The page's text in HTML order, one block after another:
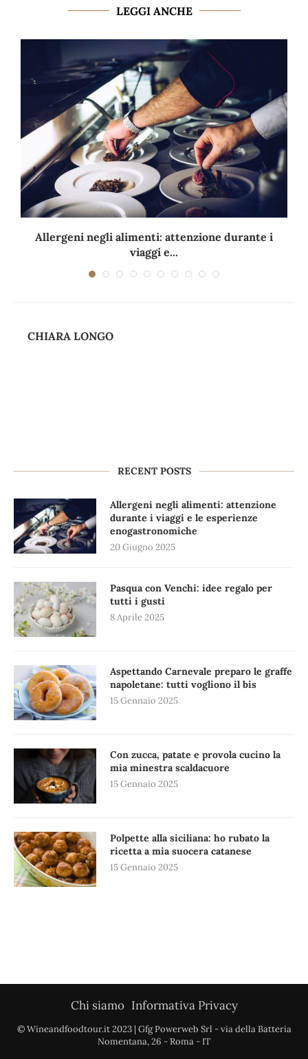
LEGGI ANCHE
Allergeni negli alimenti: attenzione durante i
viaggi e...
CHIARA LONGO
RECENT POSTS
Allergeni negli alimenti: attenzione
durante i viaggi e le esperienze
enogastronomiche
20 Giugno 2025
Pasqua con Venchi: idee regalo per
tutti i gusti
8 Aprile 2025
Aspettando Carnevale preparo le graffe
napoletane: tutti vogliono il bis
15 Gennaio 2025
Con zucca, patate e provola cucino la
mia minestra scaldacuore
15 Gennaio 2025
Polpette alla siciliana: ho rubato la
ricetta a mia suocera catanese
15 Gennaio 2025
Chi siamo Informativa Privacy
© Wineandfoodtour.it 2023 | Gfg Powerweb Srl - via della Batteria
Nomentana, 26 - Roma - IT